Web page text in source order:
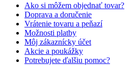
Ako si môžem objednať tovar?
Doprava a doručenie
Vrátenie tovaru a peňazí
Možnosti platby
Môj zákaznícky účet
Akcie a poukážky
Potrebujete ďalšiu pomoc?